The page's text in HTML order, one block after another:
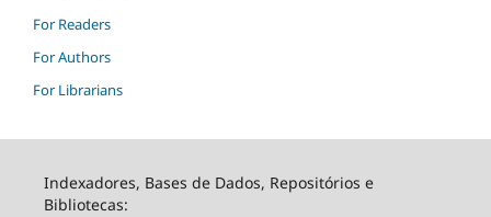
For Readers
For Authors
For Librarians
Indexadores, Bases de Dados, Repositórios e
Bibliotecas: